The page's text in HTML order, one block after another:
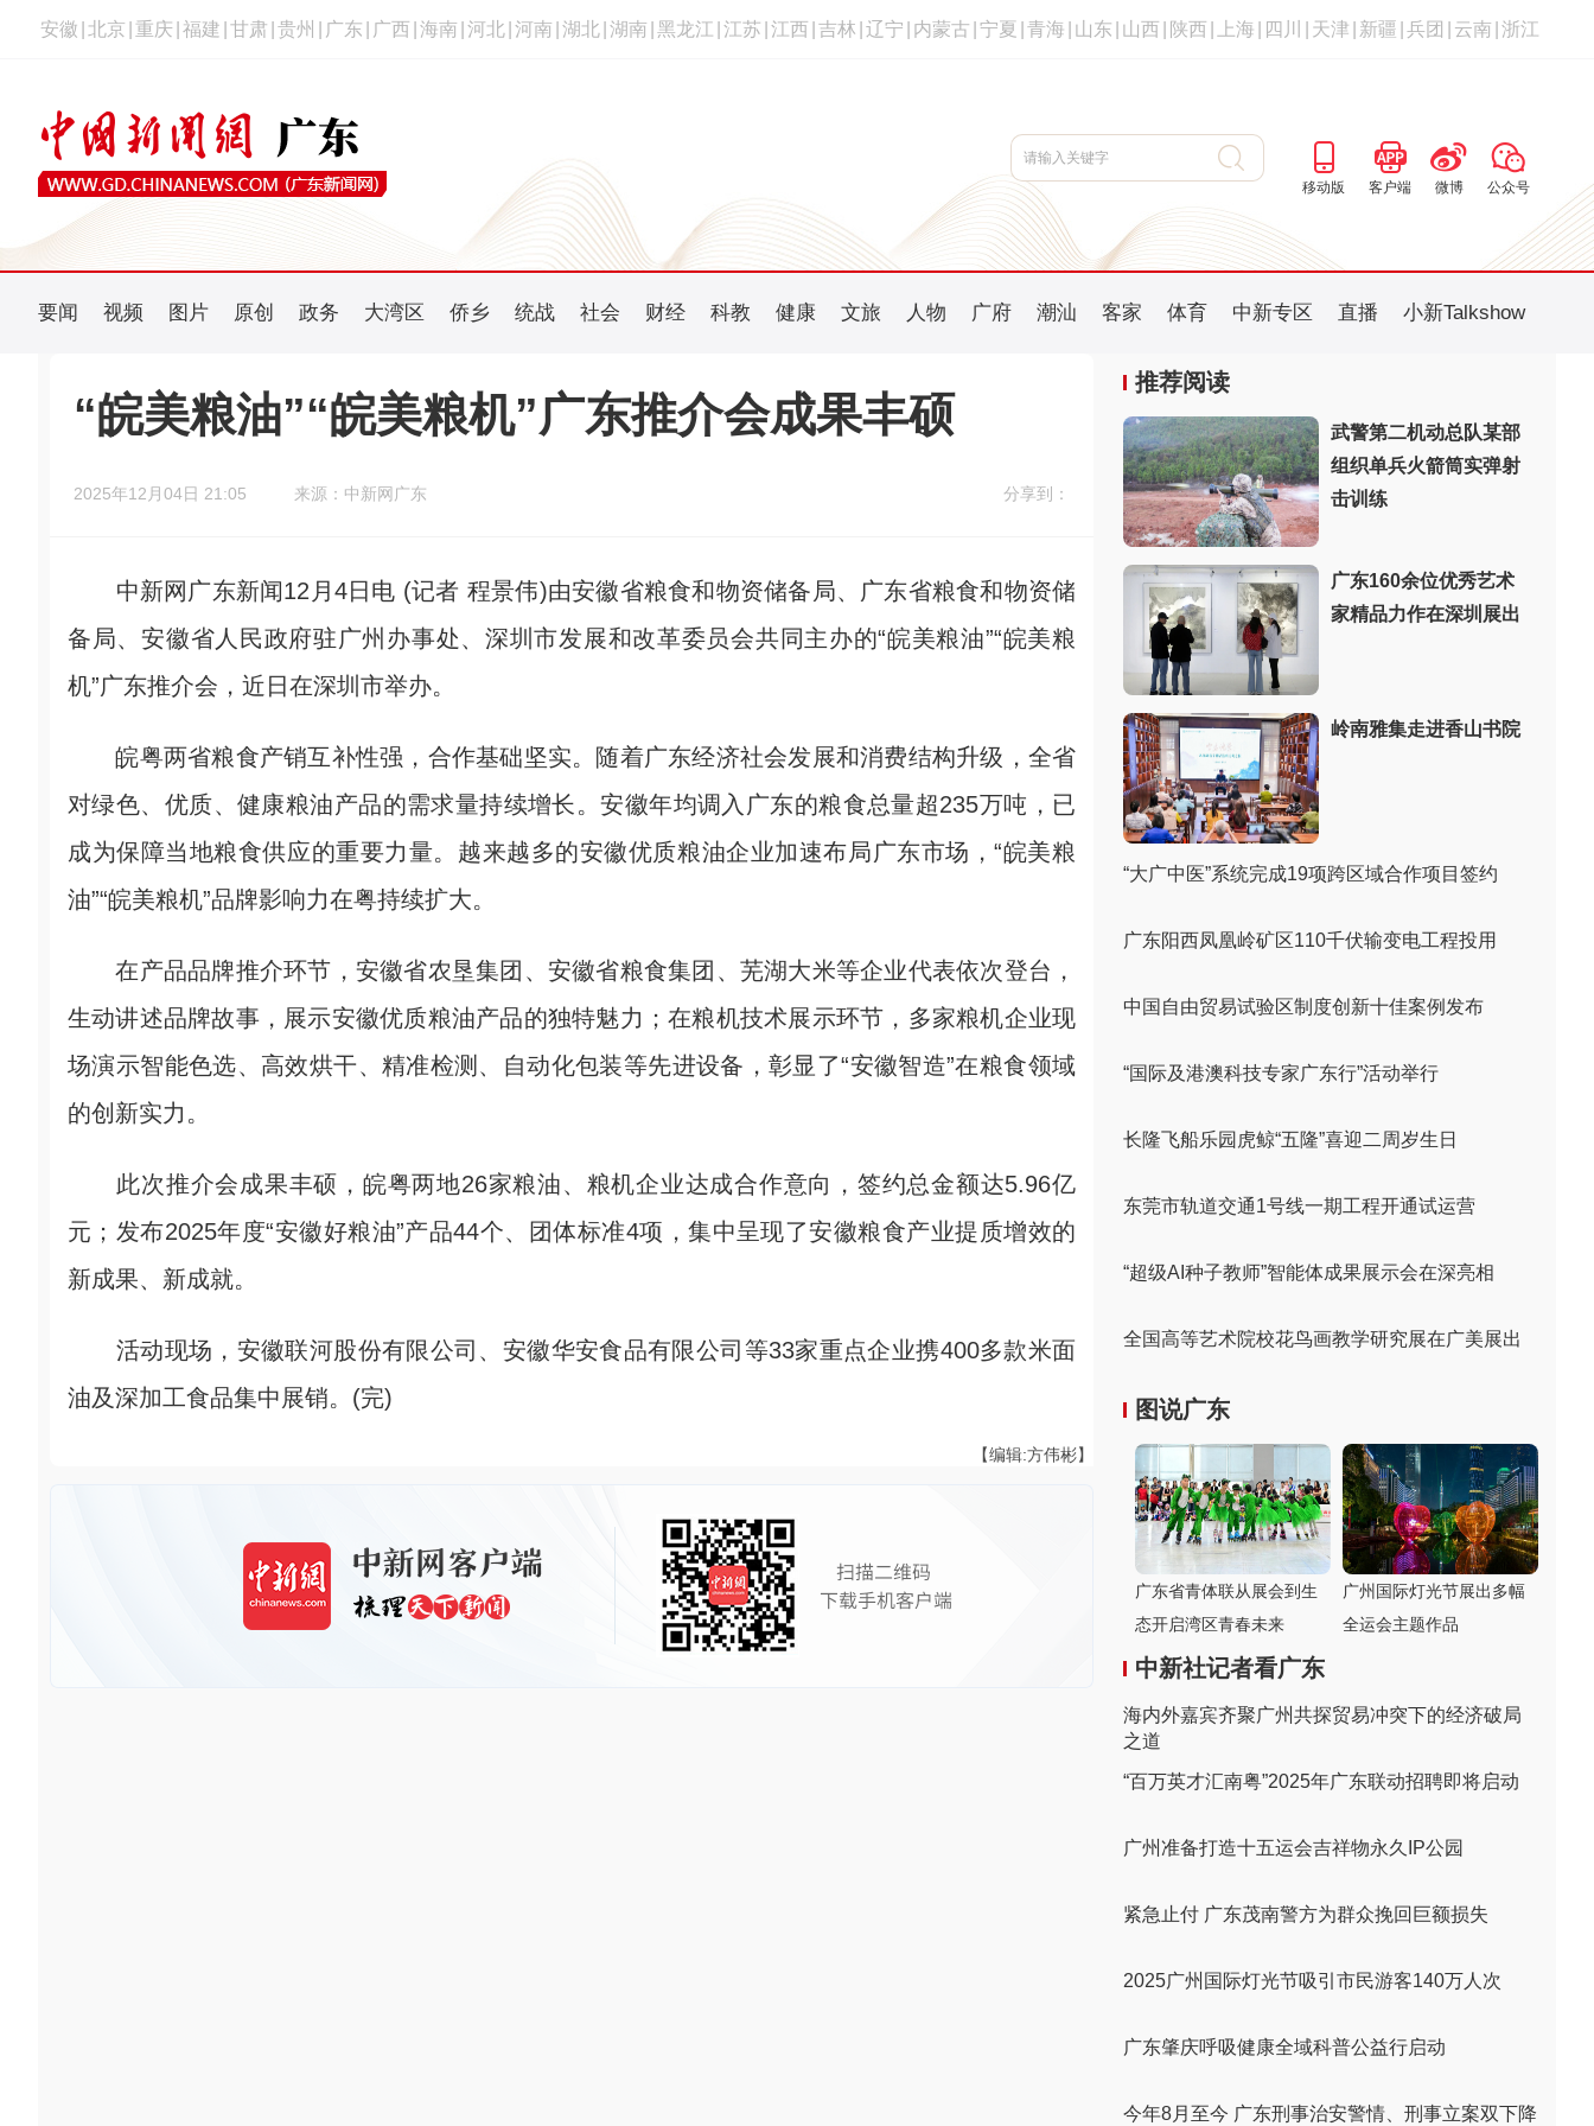
安徽 北京 重庆 福建 甘肃 贵州 广东 广西 海南 河北 河南 湖北 湖南 黑龙江 江苏 江西 吉林 辽宁 内蒙古 宁夏 青海 山东 山西 陕西 上海 四川 天津 新疆 兵团 云南 浙江
移动版 客户端 微博 公众号
要闻 视频 图片 原创 政务 大湾区 侨乡 统战 社会 财经 科教 健康 文旅 人物 广府 潮汕 客家 体育 中新专区 直播 小新Talkshow
“皖美粮油”“皖美粮机”广东推介会成果丰硕
2025年12月04日 21:05 来源：中新网广东 分享到：
中新网广东新闻12月4日电 (记者 程景伟)由安徽省粮食和物资储备局、广东省粮食和物资储
备局、安徽省人民政府驻广州办事处、深圳市发展和改革委员会共同主办的“皖美粮油”“皖美粮
机”广东推介会，近日在深圳市举办。
皖粤两省粮食产销互补性强，合作基础坚实。随着广东经济社会发展和消费结构升级，全省
对绿色、优质、健康粮油产品的需求量持续增长。安徽年均调入广东的粮食总量超235万吨，已
成为保障当地粮食供应的重要力量。越来越多的安徽优质粮油企业加速布局广东市场，“皖美粮
油”“皖美粮机”品牌影响力在粤持续扩大。
在产品品牌推介环节，安徽省农垦集团、安徽省粮食集团、芜湖大米等企业代表依次登台，
生动讲述品牌故事，展示安徽优质粮油产品的独特魅力；在粮机技术展示环节，多家粮机企业现
场演示智能色选、高效烘干、精准检测、自动化包装等先进设备，彰显了“安徽智造”在粮食领域
的创新实力。
此次推介会成果丰硕，皖粤两地26家粮油、粮机企业达成合作意向，签约总金额达5.96亿
元；发布2025年度“安徽好粮油”产品44个、团体标准4项，集中呈现了安徽粮食产业提质增效的
新成果、新成就。
活动现场，安徽联河股份有限公司、安徽华安食品有限公司等33家重点企业携400多款米面
油及深加工食品集中展销。(完)
【编辑:方伟彬】
推荐阅读
武警第二机动总队某部
组织单兵火箭筒实弹射
击训练
广东160余位优秀艺术
家精品力作在深圳展出
岭南雅集走进香山书院
“大广中医”系统完成19项跨区域合作项目签约
广东阳西凤凰岭矿区110千伏输变电工程投用
中国自由贸易试验区制度创新十佳案例发布
“国际及港澳科技专家广东行”活动举行
长隆飞船乐园虎鲸“五隆”喜迎二周岁生日
东莞市轨道交通1号线一期工程开通试运营
“超级AI种子教师”智能体成果展示会在深亮相
全国高等艺术院校花鸟画教学研究展在广美展出
图说广东
广东省青体联从展会到生
态开启湾区青春未来
广州国际灯光节展出多幅
全运会主题作品
中新社记者看广东
海内外嘉宾齐聚广州共探贸易冲突下的经济破局
之道
“百万英才汇南粤”2025年广东联动招聘即将启动
广州准备打造十五运会吉祥物永久IP公园
紧急止付 广东茂南警方为群众挽回巨额损失
2025广州国际灯光节吸引市民游客140万人次
广东肇庆呼吸健康全域科普公益行启动
今年8月至今 广东刑事治安警情、刑事立案双下降